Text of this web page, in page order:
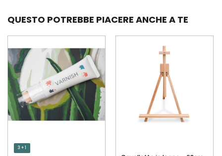
QUESTO POTREBBE PIACERE ANCHE A TE
3 + 1